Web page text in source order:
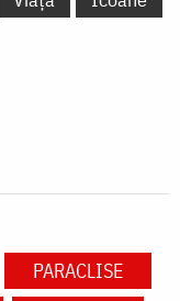
PARACLISE